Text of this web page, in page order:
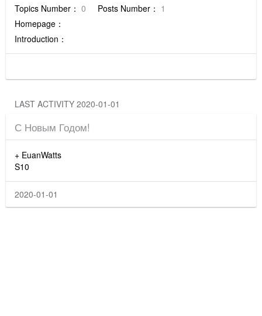
Topics Number： 0 Posts Number： 1
Homepage：
Introduction：
LAST ACTIVITY 2020-01-01
С Новым Годом!
+ EuanWatts
S10
2020-01-01